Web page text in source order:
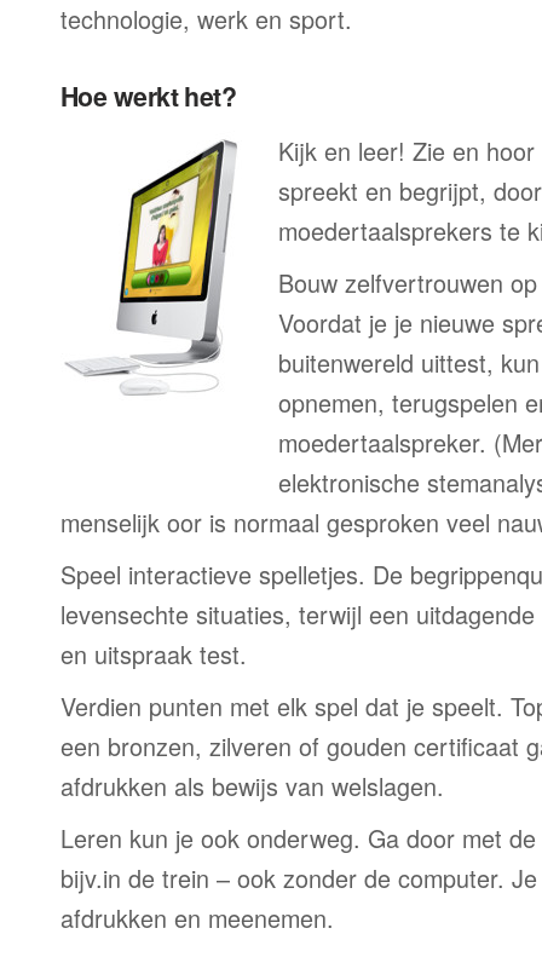
technologie, werk en sport.
Hoe werkt het?
Kijk en leer! Zie en
spreekt en begrijpt,
moedertaalsprekers te
Bouw zelfvertrouwen
Voordat je je nieuwe
buitenwereld uittest,
opnemen, terugspelen
moedertaalspreker.
elektronische
menselijk oor is normaal gesproken veel
Speel interactieve spelletjes. De
levensechte situaties, terwijl een
en uitspraak test.
Verdien punten met elk spel dat je speelt.
een bronzen, zilveren of gouden certificaat
afdrukken als bewijs van welslagen.
Leren kun je ook onderweg. Ga door met
bijv.in de trein – ook zonder de computer.
afdrukken en meenemen.